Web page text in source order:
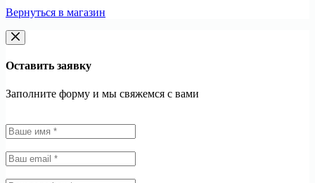
Вернуться в магазин
Оставить заявку
Заполните форму и мы свяжемся с вами